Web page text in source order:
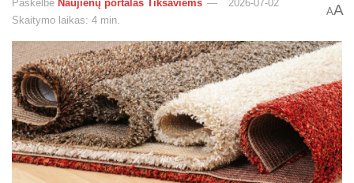
Paskelbė Naujienų portalas Tiksaviems
2026-07-02
Skaitymo laikas: 4 min.
AA